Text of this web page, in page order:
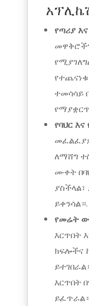
የጣሪያ
ተመሳሳይ
የባህር
ለማሸግ
ሙቀት
ይቀንሳል።.
የመሬት
እርጥበት
ክፍሎችና
እርጥበት